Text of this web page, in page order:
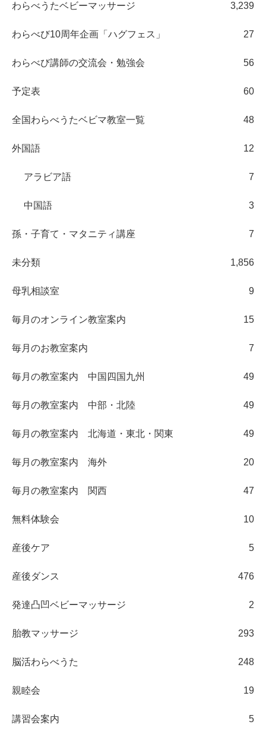
わらべうたベビーマッサージ 3,239
わらべび10周年企画「ハグフェス」 27
わらべび講師の交流会・勉強会 56
予定表 60
全国わらべうたベビマ教室一覧 48
外国語 12
アラビア語 7
中国語 3
孫・子育て・マタニティ講座 7
未分類 1,856
母乳相談室 9
毎月のオンライン教室案内 15
毎月のお教室案内 7
毎月の教室案内 中国四国九州 49
毎月の教室案内 中部・北陸 49
毎月の教室案内 北海道・東北・関東 49
毎月の教室案内 海外 20
毎月の教室案内 関西 47
無料体験会 10
産後ケア 5
産後ダンス 476
発達凸凹ベビーマッサージ 2
胎教マッサージ 293
脳活わらべうた 248
親睦会 19
講習会案内 5